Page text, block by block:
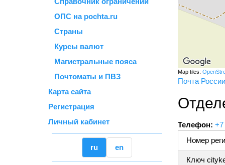
ОПС на pochta.ru
Страны
Курсы валют
Магистральные пояса
Почтоматы и ПВЗ
Карта сайта
Регистрация
Личный кабинет
ru en
Map tiles:
Почта России
Телефон: +7
Номер
Ключ